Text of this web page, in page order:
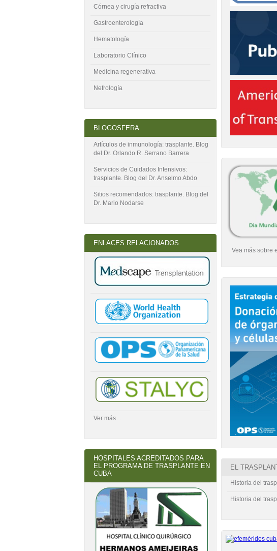
Córnea y cirugía refractiva
Gastroenterología
Hematología
Laboratorio Clínico
Medicina regenerativa
Nefrología
BLOGOSFERA
Artículos de inmunología: trasplante. Blog
del Dr. Orlando R. Serrano Barrera
Servicios de Cuidados Intensivos:
trasplante. Blog del Dr. Anselmo Abdo
Sitios recomendados: trasplante. Blog del
Dr. Mario Nodarse
ENLACES RELACIONADOS
Ver más…
HOSPITALES ACREDITADOS PARA
EL PROGRAMA DE TRASPLANTE EN
CUBA
Vea más sobre
EL
Historia del
Historia del